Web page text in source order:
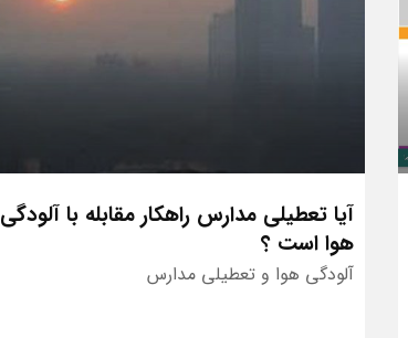
آیا تعطیلی مدارس راهکار مقابله با آلودگی
هوا است ؟
آلودگی هوا و تعطیلی مدارس